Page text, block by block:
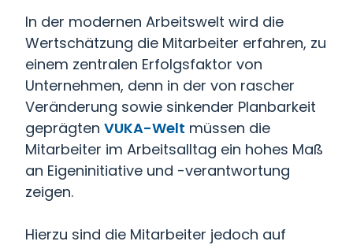
In der modernen Arbeitswelt wird die
Wertschätzung die Mitarbeiter erfahren, zu
einem zentralen Erfolgsfaktor von
Unternehmen, denn in der von rascher
Veränderung sowie sinkender Planbarkeit
geprägten VUKA-Welt müssen die
Mitarbeiter im Arbeitsalltag ein hohes Maß
an Eigeninitiative und -verantwortung
zeigen.
Hierzu sind die Mitarbeiter jedoch auf